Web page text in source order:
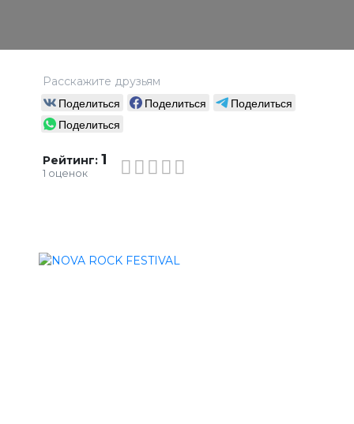
Расскажите друзьям
Поделиться Поделиться
Поделиться
Поделиться
Рейтинг: 1
1 оценок